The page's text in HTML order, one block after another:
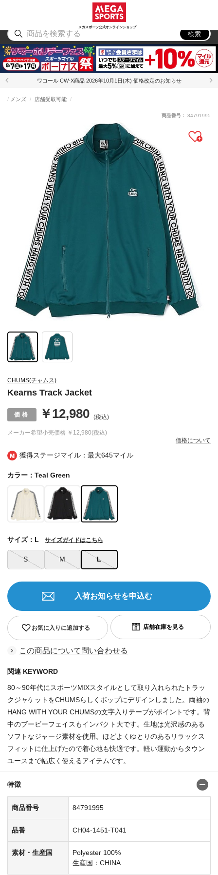
メガスポーツ公式オンラインショップ
アウトドア
検索
ワコール CW-X商品 2026年10月1日(木) 価格改定のお知らせ
獲得ステージマイル：最大645マイル
CHUMS(チャムス)
Kearns Track Jacket
メンズ 店舗受取可能
メーカー希望小売価格 ￥12,980(税込)
￥12,980 (税込)
価格について
商品番号： 84791995
カラー：Teal Green
S M L
サイズ：L サイズガイドはこちら
お気に入りに追加する
入荷お知らせを申込む
この商品について問い合わせる
関連 KEYWORD
80～90年代にスポーツMIXスタイルとして取り入れられたトラッ
クジャケットをCHUMSらしくポップにデザインしました。両袖の
HANG WITH YOUR CHUMSの文字入りテープがポイントです。背
中のブービーフェイスもインパクト大です。生地は光沢感のある
ソフトなジャージ素材を使用。ほどよくゆとりのあるリラックス
フィットに仕上げたので着心地も快適です。軽い運動からタウン
ユースまで幅広く使えるアイテムです。
特徴
商品番号 84791995
品番 CH04-1451-T041
素材・生産国
Polyester 100%
生産国：CHINA